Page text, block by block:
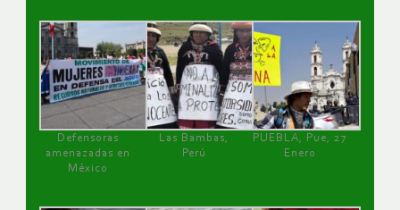
Defensoras
amenazadas en
México
Las Bambas,
Perú
PUEBLA, Pue, 27
Enero